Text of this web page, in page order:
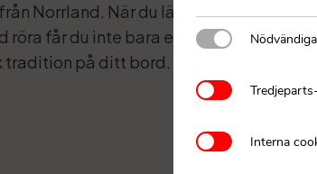
Norrland. När du lägger dem på
får du inte bara en härlig smak – du
tradition på ditt bord.
Nödvändiga
Tredjeparts-
Interna cookies
Interna